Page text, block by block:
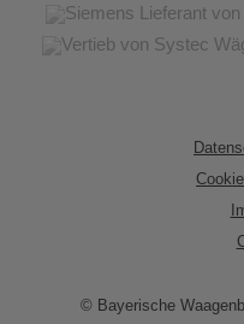
© Bayerische